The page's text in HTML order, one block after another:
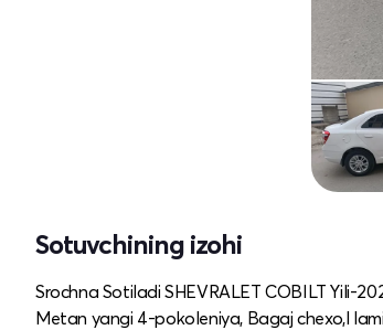
Sotuvchining izohi
Srochna Sotiladi SHEVRALET COBILT Yili-
Metan yangi 4-pokoleniya, Bagaj chexo,l